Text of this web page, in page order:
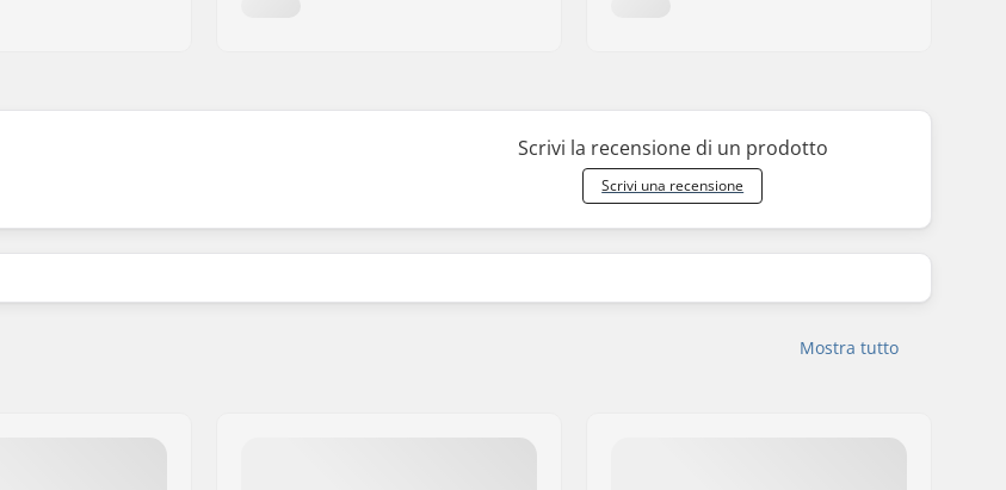
Scrivi la recensione di un prodotto
Scrivi una recensione
Mostra tutto